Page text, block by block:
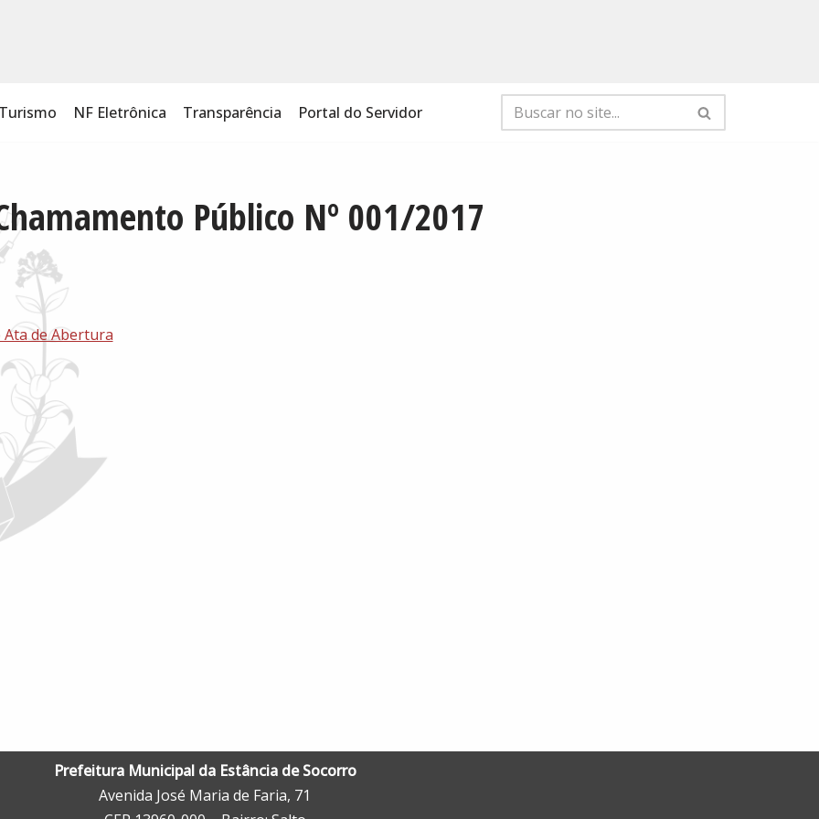
Turismo NF Eletrônica Transparência Portal do Servidor
Público Nº 001/2017
Ata de Abertura
Prefeitura Municipal da Estância de Socorro
Avenida José Maria de Faria, 71